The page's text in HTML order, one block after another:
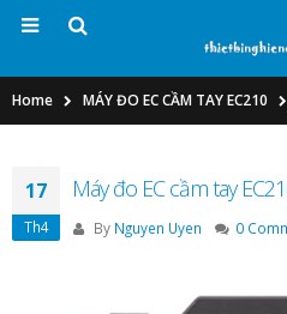
Home MÁY ĐO EC CẦM TAY EC210
17
Th4
Máy đo EC cầm tay
By Nguyen Uyen 0